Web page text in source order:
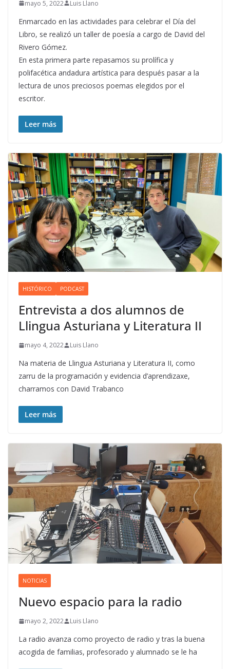
mayo 5, 2022 Luis Llano
Enmarcado en las actividades para celebrar el Día del
Libro, se realizó un taller de poesía a cargo de David del
Rivero Gómez.
En esta primera parte repasamos su prolífica y
polifacética andadura artística para después pasar a la
lectura de unos preciosos poemas elegidos por el
escritor.
Leer más
HISTÓRICO PODCAST
Entrevista a dos alumnos de
Llingua Asturiana y Literatura II
mayo 4, 2022 Luis Llano
Na materia de Llingua Asturiana y Literatura II, como
zarru de la programación y evidencia d’aprendizaxe,
charramos con David Trabanco
Leer más
NOTICIAS
Nuevo espacio para la radio
mayo 2, 2022 Luis Llano
La radio avanza como proyecto de radio y tras la buena
acogida de familias, profesorado y alumnado se le ha